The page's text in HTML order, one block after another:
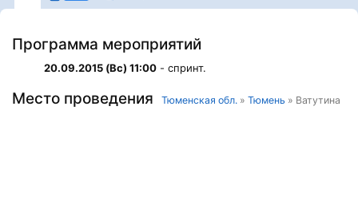
Программа мероприятий
20.09.2015 (Вс) 11:00 - спринт.
Место проведения Тюменская обл. » Тюмень » Ватутина